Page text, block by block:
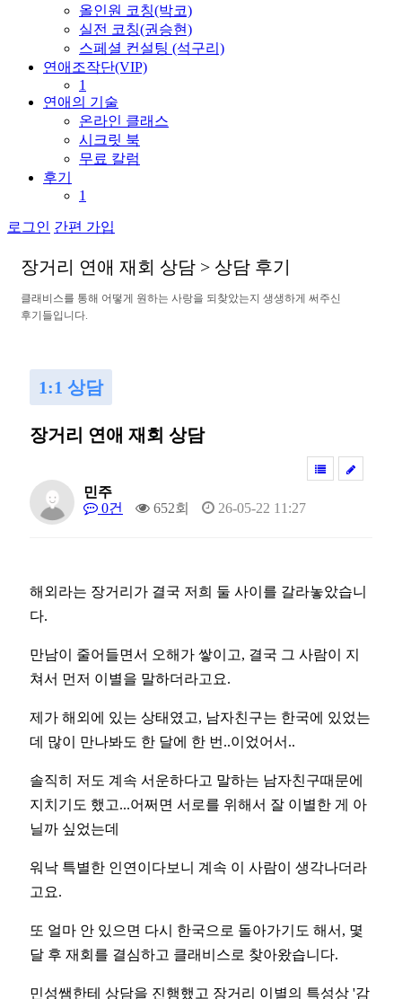
올인원 코칭(박코)
실전 코칭(권승현)
스페셜 컨설팅 (석구리)
연애조작단(VIP)
1
연애의 기술
온라인 클래스
시크릿 북
무료 칼럼
후기
1
로그인 간편 가입
장거 리 연애 재 회 상담 > 상담 후기
클래비 스를 통해 어 떻게 원하는 사랑을 되 찾았는지 생생하게 써 주신
후기 들입 니 다.
1:1 상담
장거리 연애 재회 상담
민주
0건
652회 26-05-22 11:27
해외라는 장거리가 결국 저희 둘 사이를 갈라놓았습니
다.
만남이 줄어들면서 오해가 쌓이고, 결국 그 사람이 지
쳐서 먼저 이별을 말하더라고요.
제가 해외에 있는 상태였고, 남자친구는 한국에 있었는
데 많이 만나봐도 한 달에 한 번..이었어서..
솔직히 저도 계속 서운하다고 말하는 남자친구때문에
지치기도 했고...어쩌면 서로를 위해서 잘 이별한 게 아
닐까 싶었는데
워낙 특별한 인연이다보니 계속 이 사람이 생각나더라
고요.
또 얼마 안 있으면 다시 한국으로 돌아가기도 해서, 몇
달 후 재회를 결심하고 클래비스로 찾아왔습니다.
민성쌤한테 상담을 진행했고 장거리 이별의 특성상 '감